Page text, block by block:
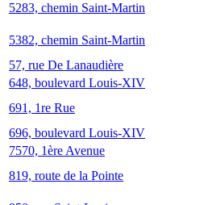
5283, chemin Saint-Martin
5382, chemin Saint-Martin
57, rue De Lanaudière
648, boulevard Louis-XIV
691, 1re Rue
696, boulevard Louis-XIV
7570, 1ère Avenue
819, route de la Pointe